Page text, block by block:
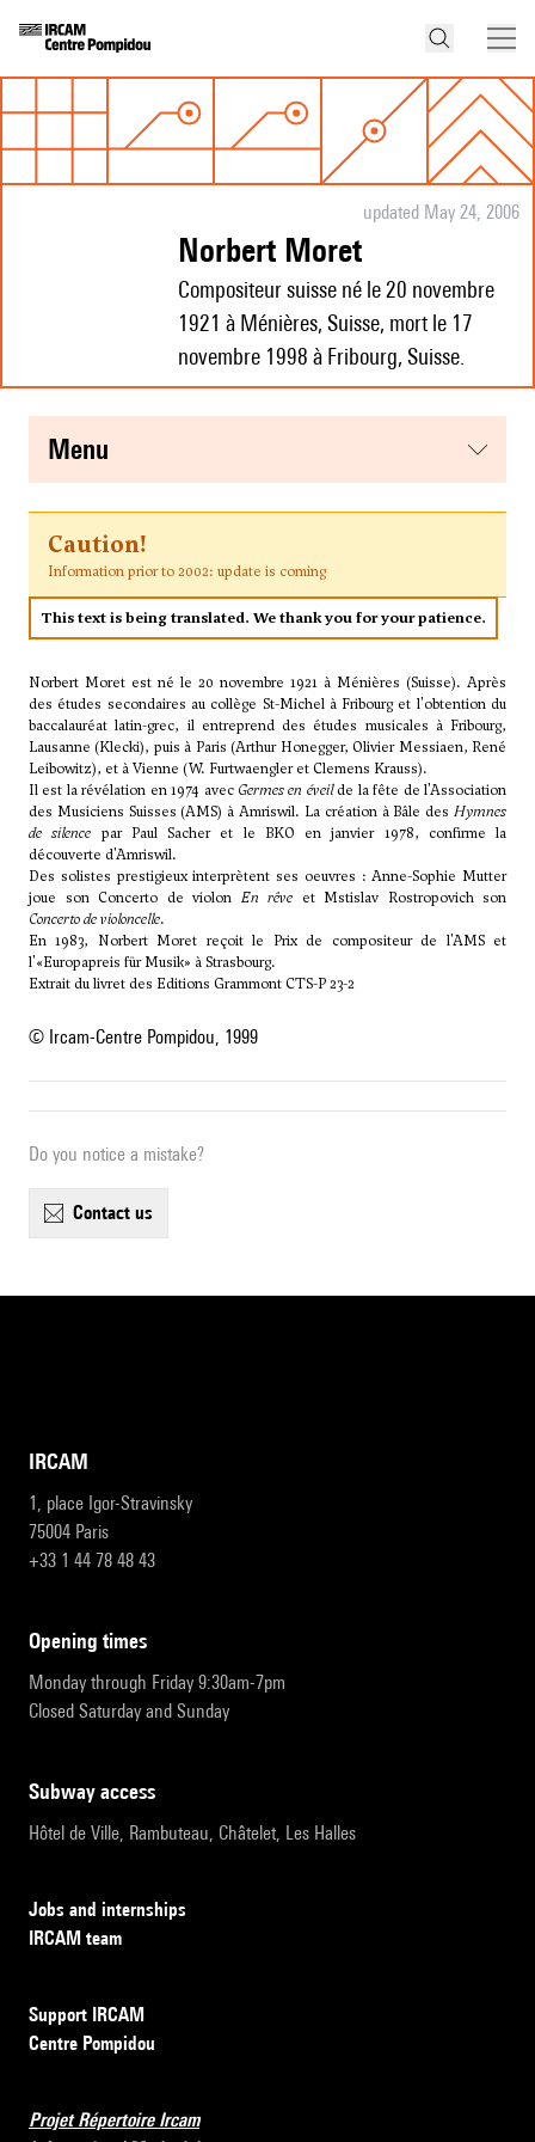
updated May 24, 2006
Norbert Moret
Compositeur suisse né le 20 novembre
1921 à Ménières, Suisse, mort le 17
novembre 1998 à Fribourg, Suisse.
menu
Caution!
Information prior to 2002: update is coming
This text is being translated. We thank you for your patience.
Norbert Moret est né le 20 novembre 1921 à Ménières (Suisse). Après
des études secondaires au collège St-Michel à Fribourg et l'obtention du
baccalauréat latin-grec, il entreprend des études musicales à Fribourg,
Lausanne (Klecki), puis à Paris (Arthur Honegger, Olivier Messiaen, René
Leibowitz), et à Vienne (W. Furtwaengler et Clemens Krauss).
Il est la révélation en 1974 avec Germes en éveilde la fête de l'Association
des Musiciens Suisses (AMS) à Amriswil. La création à Bâle des Hymnes
de silence par Paul Sacher et le BKO en janvier 1978, confirme la
découverte d'Amriswil.
Des solistes prestigieux interprètent ses oeuvres : Anne-Sophie Mutter
joue son Concerto de violon En rêve et Mstislav Rostropovich son
Concerto de violoncelle.
En 1983, Norbert Moret reçoit le Prix de compositeur de l'AMS et
l'«Europapreis für Musik» à Strasbourg.
Extrait du livret des Editions Grammont CTS-P 23-2
© Ircam-Centre Pompidou, 1999
Do you notice a mistake?
contact us
IRCAM
1, place Igor-Stravinsky
75004 Paris
+33 1 44 78 48 43
opening times
Monday through Friday 9:30am-7pm
Closed Saturday and Sunday
subway access
Hôtel de Ville, Rambuteau, Châtelet, Les Halles
Jobs and internships
IRCAM team
Support IRCAM
Centre Pompidou
Projet Répertoire Ircam